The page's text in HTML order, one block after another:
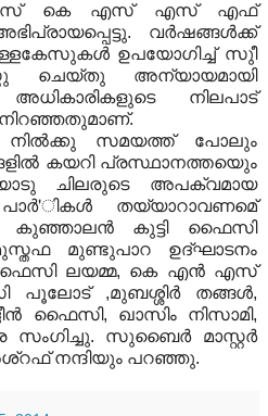
എസ് കെ എസ് എസ് എഫ്
വര്‍ഷങ്ങള്‍ക്ക്
ഉപയോഗിച്ച് സുീ
ചെയ്തു അന്യായമായി
നിലപാട്
നില്‍ക്കു സമയത്ത് പോലും
കയറി പ്രസ്ഥാനത്തയെും
ചിലരുടെ അപക്വമായ
തയ്യാറാവണമെ്
കുഞ്ഞാലന്‍ കുട്ടി ഫൈസി
മുണ്ടുപാറ ഉദ്ഘാടനം
ലയമ്മ, കെ എന്‍ എസ്
പൂലോട് ,മുബശ്ശിര്‍ തങ്ങള്‍,
ഫൈസി, ഖാസിം നിസാമി,
സംഗിച്ചു. സുബൈര്‍ മാസ്റ്റര്‍
നന്ദിയും പറഞ്ഞു.